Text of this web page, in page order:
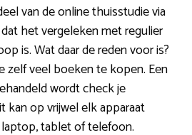
van de online thuisstudie via
het vergeleken met regulier
is. Wat daar de reden voor is?
zelf veel boeken te kopen. Een
wordt check je
kan op vrijwel elk apparaat
tablet of telefoon.